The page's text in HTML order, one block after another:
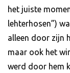
het juiste
lehterhosen”)
alleen door zijn
maar ook het
werd door hem